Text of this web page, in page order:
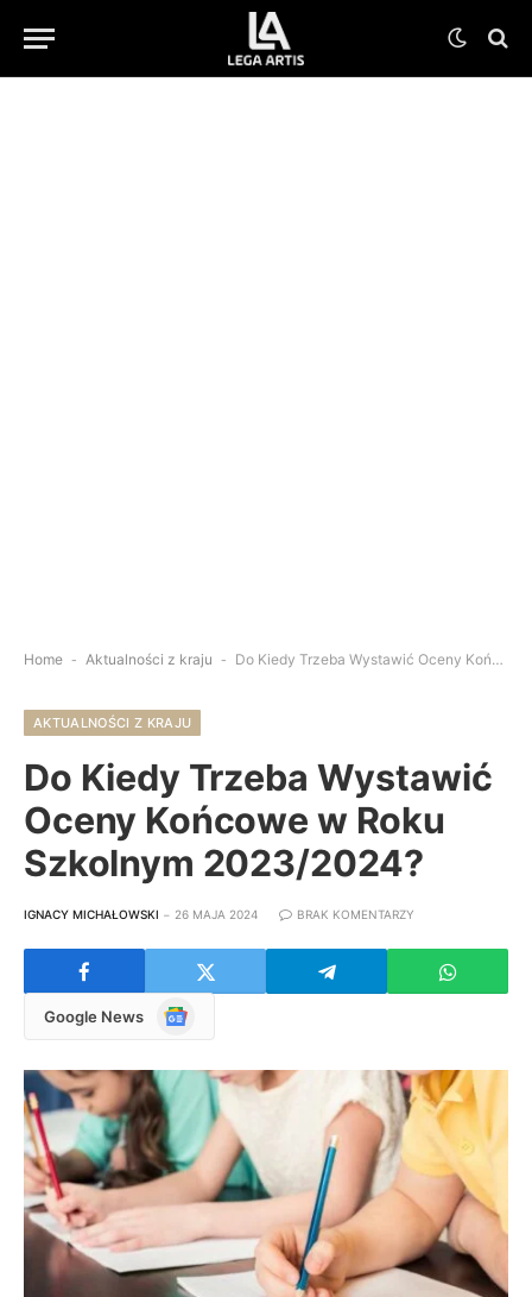
Home - Aktualności z kraju - Do Kiedy Trzeba Wystawić Oceny Końcowe w Roku Szkolnym 2023/2024?
AKTUALNOŚCI Z KRAJU
Do Kiedy Trzeba Wystawić
Oceny Końcowe w Roku
Szkolnym 2023/2024?
IGNACY MICHAŁOWSKI 26 MAJA 2024 BRAK KOMENTARZY
Google News
Google